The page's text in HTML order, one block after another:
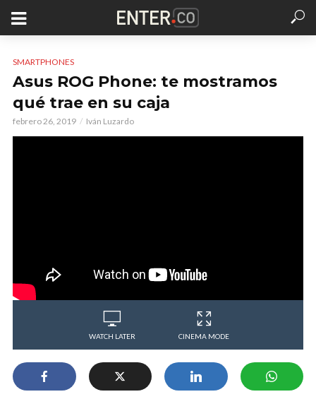
SMARTPHONES
Asus ROG Phone: te mostramos
qué trae en su caja
febrero 26, 2019 Iván Luzardo
WATCH LATER CINEMA MODE